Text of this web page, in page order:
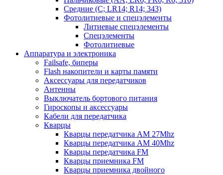
Средние (C; LR14; R14; 343)
Фотолитиевые и спецэлементы
Литиевые спецэлементы
Спецэлементы
Фотолитиевые
Аппаратура и электроника
Failsafe, биперы
Flash накопители и карты памяти
Аксессуары для передатчиков
Антенны
Выключатель бортового питания
Гироскопы и аксессуары
Кабели для передатчика
Кварцы
Кварцы передатчика AM 27Mhz
Кварцы передатчика AM 40Mhz
Кварцы передатчика FM
Кварцы приемника FM
Кварцы приемника двойного